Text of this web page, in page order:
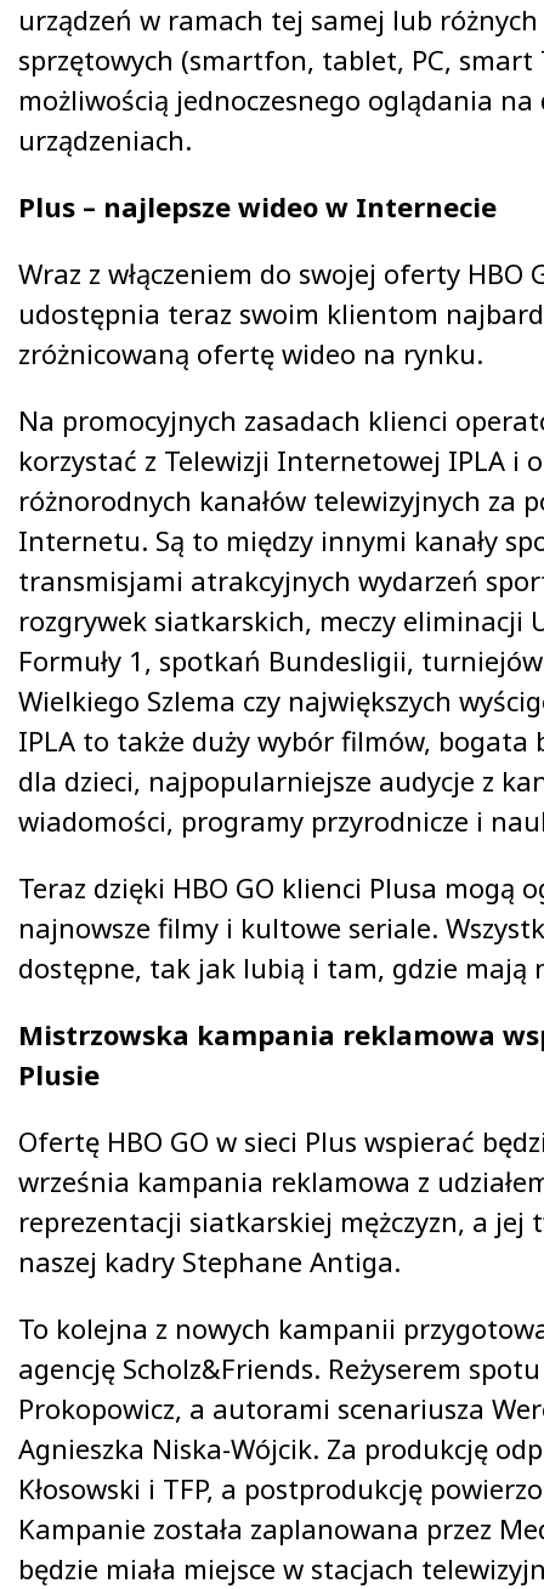
urządzeń w ramach tej samej lub
sprzętowych (smartfon, tablet, PC, smart
możliwością jednoczesnego oglądania na
urządzeniach.
Plus – najlepsze wideo w Internecie
Wraz z włączeniem do swojej oferty HBO
udostępnia teraz swoim klientom
zróżnicowaną ofertę wideo na rynku.
Na promocyjnych zasadach klienci
korzystać z Telewizji Internetowej IPLA i
różnorodnych kanałów telewizyjnych za
Internetu. Są to między innymi kanały
transmisjami atrakcyjnych wydarzeń
rozgrywek siatkarskich, meczy eliminacji
Formuły 1, spotkań Bundesligii,
Wielkiego Szlema czy największych
IPLA to także duży wybór filmów, bogata
dla dzieci, najpopularniejsze audycje z
wiadomości, programy przyrodnicze i
Teraz dzięki HBO GO klienci Plusa mogą
najnowsze filmy i kultowe seriale.
dostępne, tak jak lubią i tam, gdzie mają
Mistrzowska kampania reklamowa
Plusie
Ofertę HBO GO w sieci Plus wspierać
września kampania reklamowa z
reprezentacji siatkarskiej mężczyzn, a jej
naszej kadry Stephane Antiga.
To kolejna z nowych kampanii
agencję Scholz&Friends. Reżyserem
Prokopowicz, a autorami scenariusza
Agnieszka Niska-Wójcik. Za produkcję
Kłosowski i TFP, a postprodukcję
Kampanie została zaplanowana przez
będzie miała miejsce w stacjach